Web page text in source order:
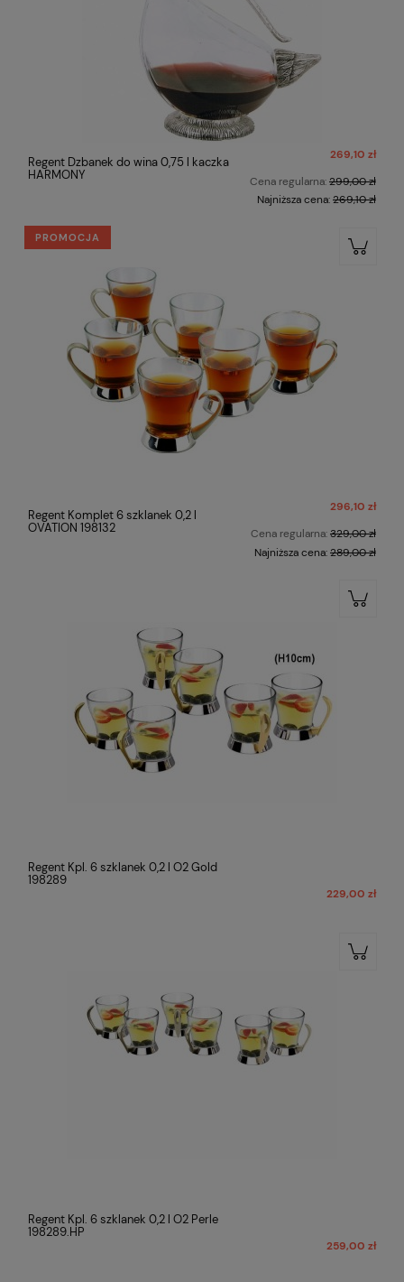
Regent Dzbanek do wina 0,75 l kaczka
HARMONY
269,10 zł
Cena regularna:299,00 zł
Najniższa cena:269,10 zł
Regent Komplet 6 szklanek 0,2 l
OVATION 198132
296,10 zł
Cena regularna:329,00 zł
Najniższa cena:289,00 zł
PROMOCJA
Regent Kpl. 6 szklanek 0,2 l O2 Gold
198289
229,00 zł
Regent Kpl. 6 szklanek 0,2 l O2 Perle
198289.HP
259,00 zł